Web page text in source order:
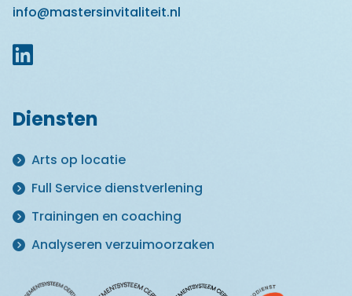
info@mastersinvitaliteit.nl
Diensten
Arts op locatie
Full Service dienstverlening
Trainingen en coaching
Analyseren verzuimoorzaken